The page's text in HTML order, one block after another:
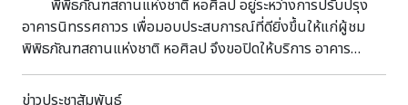
โบราณ ได้รับการยอมรับในด้านคุณภาพและความสวยงาม พลอย
จันทบุรีมีชื่อเสียงในด้านความหลากหลายของสีและประเภท เช่น
พิพิธภัณฑสถานแห่งชาติ หอศิลป อยู่ระหว่างการปรับปรุง
อาคารนิทรรศถาวร เพื่อมอบประสบการณ์ที่ดียิ่งขึ้นให้แก่ผู้ชม
พิพิธภัณฑสถานแห่งชาติ หอศิลป จึงขอปิดให้บริการ อาคาร
นิทรรศการถาวร และนิทรรศการศิลปกรรมสมัยรัชกาลที่ 9
ชั่วคราว ทั้งนี้ ยังสามารถเข้าชมได้ที่ อาคารนิทรรศการหมุนเวียน
ข่าวประชาสัมพันธ์